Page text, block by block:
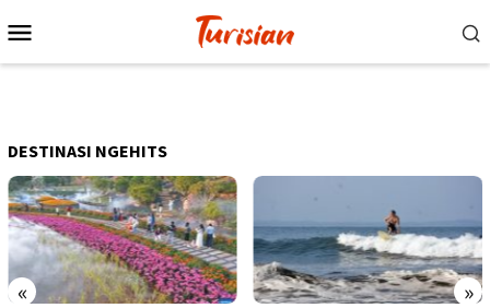
ke
Mobile
DESTINASI NGEHITS
« »